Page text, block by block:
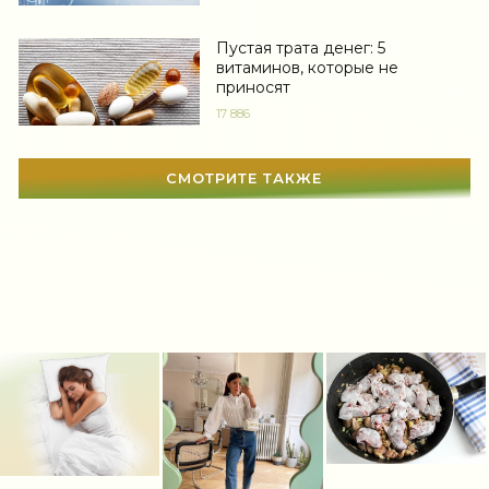
Свадьба
Гадания
Сонник
Мир женщины (1812)
Пустая трата денег: 5
витаминов, которые не
приносят
17 886
СМОТРИТЕ ТАКЖЕ